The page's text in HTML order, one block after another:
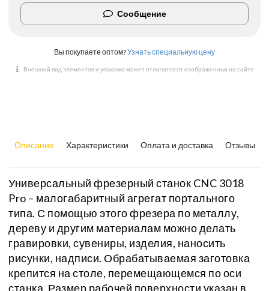
Сообщение
Вы покупаете оптом?Узнать специальную цену
Внешний вид элементов и упаковка может отличатся от изображенных на сайте.
Описание Характеристики Оплата и доставка Отзывы
Универсальный фрезерный станок CNC 3018
Pro – малогабаритный агрегат портального
типа. С помощью этого фрезера по металлу,
дереву и другим материалам можно делать
гравировки, сувениры, изделия, наносить
рисунки, надписи. Обрабатываемая заготовка
крепится на столе, перемещающемся по оси
станка. Размер рабочей поверхности указан в